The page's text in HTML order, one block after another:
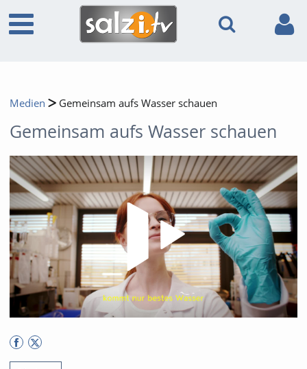
Medien Gemeinsam aufs Wasser schauen
Gemeinsam aufs Wasser schauen